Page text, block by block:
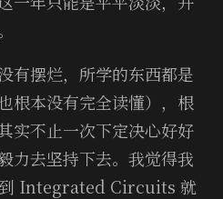
有摆烂，所学的东西都是
根本没有完全读懂），根
实不止一次下定决心好好
力去坚持下去。我觉得我
In­te­grated Cir­cuits 就